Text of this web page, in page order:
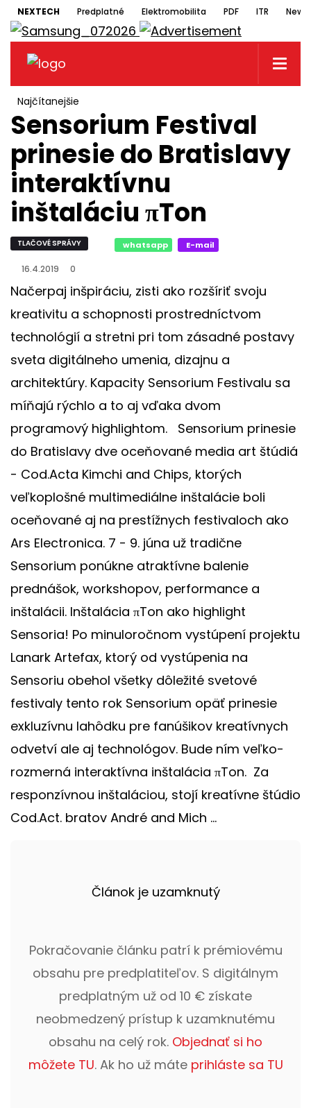
NEXTECH Predplatné Elektromobilita PDF ITR
Najčítanejšie
Sensorium Festival
prinesie do Bratislavy
interaktívnu
inštaláciu πTon
TLAČOVÉ SPRÁVY whatsapp E-mail
16.4.2019 0
Načerpaj inšpiráciu, zisti ako rozšíriť svoju
kreativitu a schopnosti prostredníctvom
technológií a stretni pri tom zásadné postavy
sveta digitálneho umenia, dizajnu a
architektúry. Kapacity Sensorium Festivalu sa
míňajú rýchlo a to aj vďaka dvom
programový highlightom. Sensorium prinesie
do Bratislavy dve oceňované media art štúdiá
- Cod.Acta Kimchi and Chips, ktorých
veľkoplošné multimediálne inštalácie boli
oceňované aj na prestížnych festivaloch ako
Ars Electronica. 7 - 9. júna už tradične
Sensorium ponúkne atraktívne balenie
prednášok, workshopov, performance a
inštalácii. Inštalácia πTon ako highlight
Sensoria! Po minuloročnom vystúpení projektu
Lanark Artefax, ktorý od vystúpenia na
Sensoriu obehol všetky dôležité svetové
festivaly tento rok Sensorium opäť prinesie
exkluzívnu lahôdku pre fanúšikov kreatívnych
odvetví ale aj technológov. Bude ním veľko-
rozmerná interaktívna inštalácia πTon. Za
responzívnou inštaláciou, stojí kreatívne štúdio
Cod.Act. bratov André and Mich ...
Článok je uzamknutý
Pokračovanie článku patrí k prémiovému
obsahu pre predplatiteľov. S digitálnym
predplatným už od 10 € získate
neobmedzený prístup k uzamknutému
obsahu na celý rok. Objednať si ho
môžete TU. Ak ho už máte prihláste sa TU